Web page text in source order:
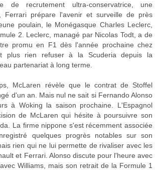
de recrutement ultra-conservatrice, une
Ferrari prépare l'avenir et surveille de près
poulain, le Monégasque Charles Leclerc,
2. Leclerc, managé par Nicolas Todt, a de
promu en F1 dès l'année prochaine chez
plus rien refuser à la Scuderia depuis la
partenariat à long terme.
McLaren révèle que le contrat de Stoffel
d'un an. Mais nul ne sait si Fernando Alonso
à Woking la saison prochaine. L'Espagnol
de McLaren qui hésite à poursuivre son
La firme nippone s'est récemment associée
quelques progrès notables sur son
rien qui ne lui permette de rivaliser avec les
et Ferrari. Alonso discute pour l'heure avec
Williams, mais son retrait de la Formule 1